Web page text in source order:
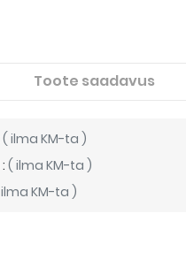
Toote saadavus
( ilma KM-ta )
: ( ilma KM-ta )
ilma KM-ta )